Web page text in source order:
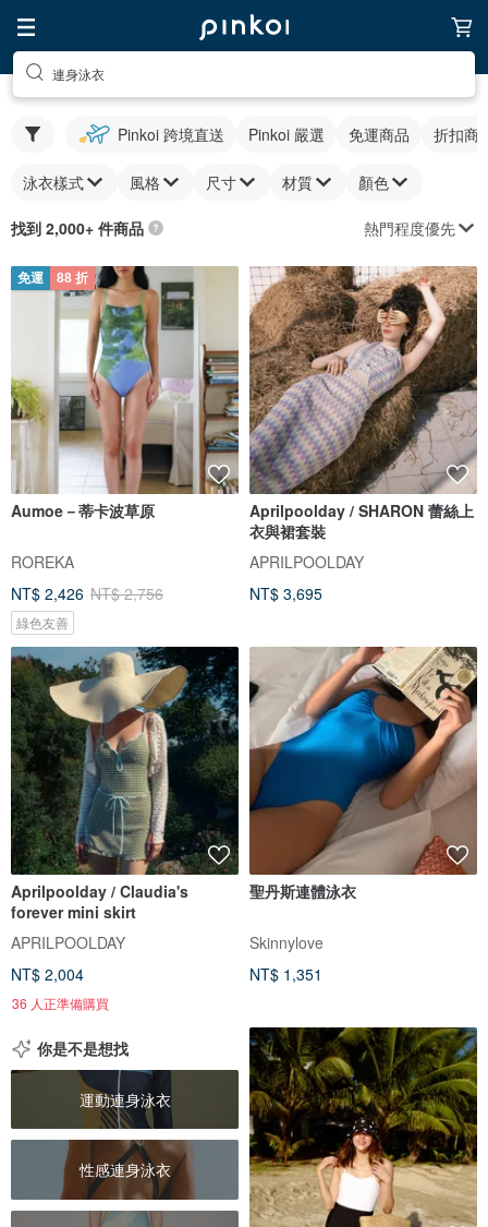
連身泳衣
Pinkoi 跨境直送 Pinkoi 嚴選 免運商品 折扣商
泳衣樣式 風格 尺寸 材質 顏色
找到 2,000+ 件商品 熱門程度優先
免運 88 折
Aumoe－蒂卡波草原
ROREKA
NT$ 2,426 NT$ 2,756
綠色友善
Aprilpoolday / SHARON 蕾絲上
衣與裙套裝
APRILPOOLDAY
NT$ 3,695
Aprilpoolday / Claudia's
forever mini skirt
APRILPOOLDAY
NT$ 2,004
36 人正準備購買
聖丹斯連體泳衣
Skinnylove
NT$ 1,351
你是不是想找
運動連身泳衣
性感連身泳衣